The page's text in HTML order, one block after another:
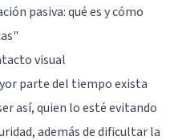
pasiva: qué es y cómo
"
visual
parte del tiempo exista
así, quien lo esté evitando
además de dificultar la